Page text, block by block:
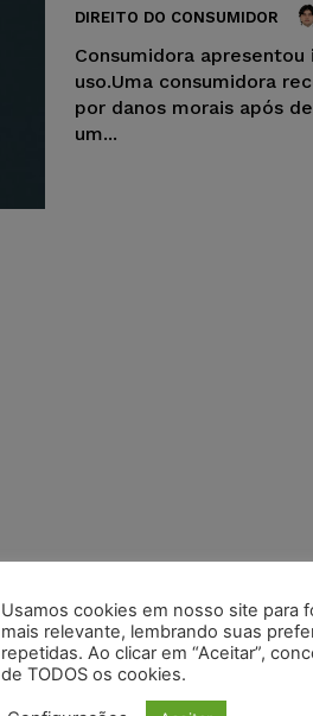
DIREITO DO CONSUMIDOR
Consumidora
uso.Uma consumidora
por danos morais após
um...
Usamos cookies em nosso site para
mais relevante, lembrando suas
repetidas. Ao clicar em “Aceitar”,
de TODOS os cookies.